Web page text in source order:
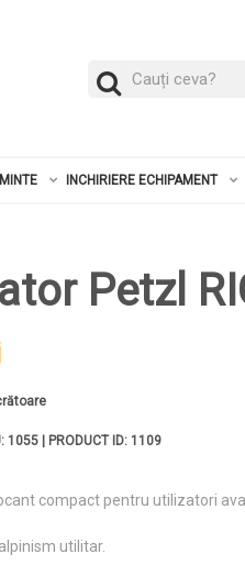
INCHIRIERE ECHIPAMENT
Petzl
1055 | PRODUCT ID: 1109
compact pentru utilizatori
utilitar.